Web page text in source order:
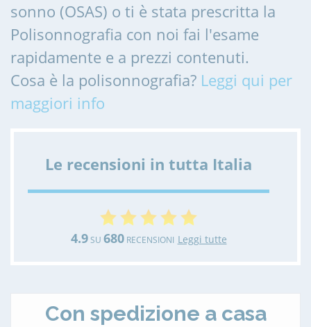
sonno (OSAS) o ti è stata prescritta la
Polisonnografia con noi fai l'esame
rapidamente e a prezzi contenuti.
Cosa è la polisonnografia? Leggi qui per
maggiori info
Le recensioni in tutta Italia
4.9SU 680RECENSIONI Leggi tutte
Con spedizione a casa